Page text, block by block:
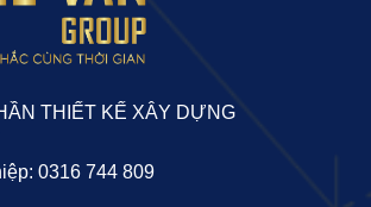
THIẾT KẾ XÂY DỰNG
0316 744 809